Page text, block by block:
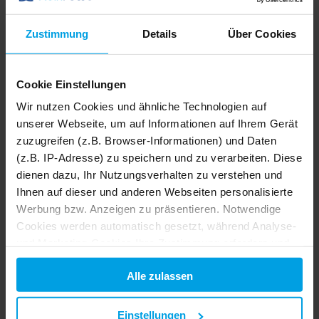
Zustimmung Details Über Cookies
Cookie Einstellungen
Wir nutzen Cookies und ähnliche Technologien auf
unserer Webseite, um auf Informationen auf Ihrem Gerät
zuzugreifen (z.B. Browser-Informationen) und Daten
(z.B. IP-Adresse) zu speichern und zu verarbeiten. Diese
dienen dazu, Ihr Nutzungsverhalten zu verstehen und
Ihnen auf dieser und anderen Webseiten personalisierte
Werbung bzw. Anzeigen zu präsentieren. Notwendige
Cookies werden automatisch gesetzt, während Analyse-
auch außerhalb der EU/EWR, z.B. in den USA,
verarbeitet werden, wo Ihre Daten nicht mit den gleichen
Datenschutzstandards geschützt sind wie in der EU.
Alle zulassen
Einstellungen
45 m² Bauernhof 2 Schlafz.
Ferienpark Geesthof - Typ C7 Nurdachhaus
4,6 12 Bewertungen
Details